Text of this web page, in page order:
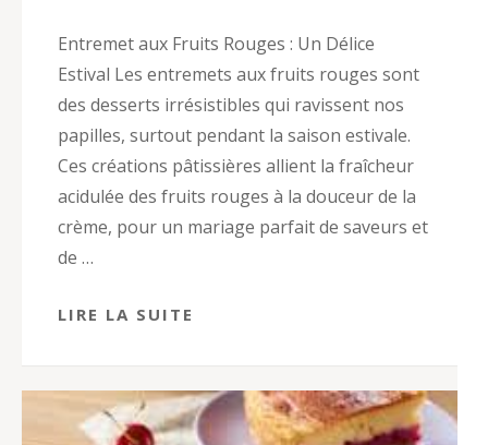
Entremet aux Fruits Rouges : Un Délice
Estival Les entremets aux fruits rouges sont
des desserts irrésistibles qui ravissent nos
papilles, surtout pendant la saison estivale.
Ces créations pâtissières allient la fraîcheur
acidulée des fruits rouges à la douceur de la
crème, pour un mariage parfait de saveurs et
de …
LIRE LA SUITE